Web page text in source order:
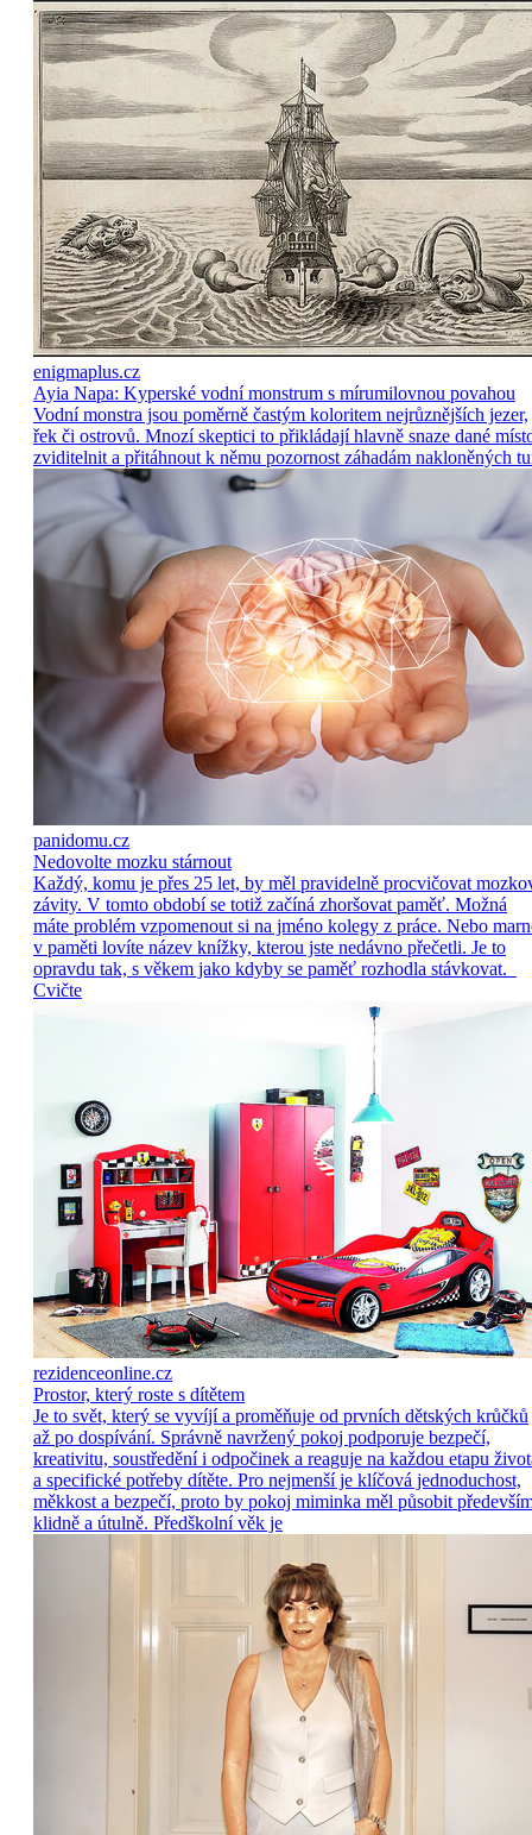
enigmaplus.cz
Ayia Napa: Kyperské vodní monstrum s mírumilovnou povahou
Vodní monstra jsou poměrně častým koloritem nejrůznějších jezer,
řek či ostrovů. Mnozí skeptici to přikládají hlavně snaze dané
zviditelnit a přitáhnout k němu pozornost záhadám nakloněných
panidomu.cz
Nedovolte mozku stárnout
Každý, komu je přes 25 let, by měl pravidelně procvičovat
závity. V tomto období se totiž začíná zhoršovat paměť. Možná
máte problém vzpomenout si na jméno kolegy z práce. Nebo
v paměti lovíte název knížky, kterou jste nedávno přečetli. Je to
opravdu tak, s věkem jako kdyby se paměť rozhodla stávkovat.
Cvičte
rezidenceonline.cz
Prostor, který roste s dítětem
Je to svět, který se vyvíjí a proměňuje od prvních dětských krůčků
až po dospívání. Správně navržený pokoj podporuje bezpečí,
kreativitu, soustředění i odpočinek a reaguje na každou etapu
a specifické potřeby dítěte. Pro nejmenší je klíčová jednoduchost,
měkkost a bezpečí, proto by pokoj miminka měl působit
klidně a útulně. Předškolní věk je